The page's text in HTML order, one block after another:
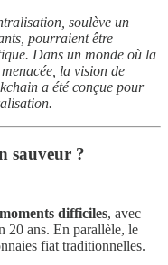
soulève un
pourraient être
Dans un monde où la
la vision de
a été conçue pour
sauveur ?
difficiles, avec
20 ans. En parallèle, le
fiat traditionnelles.